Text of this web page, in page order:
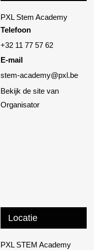
Locatie
PXL STEM Academy
PXL Stem Academy
Telefoon
+32 11 77 57 62
E-mail
stem-academy@pxl.be
Bekijk de site van
Organisator